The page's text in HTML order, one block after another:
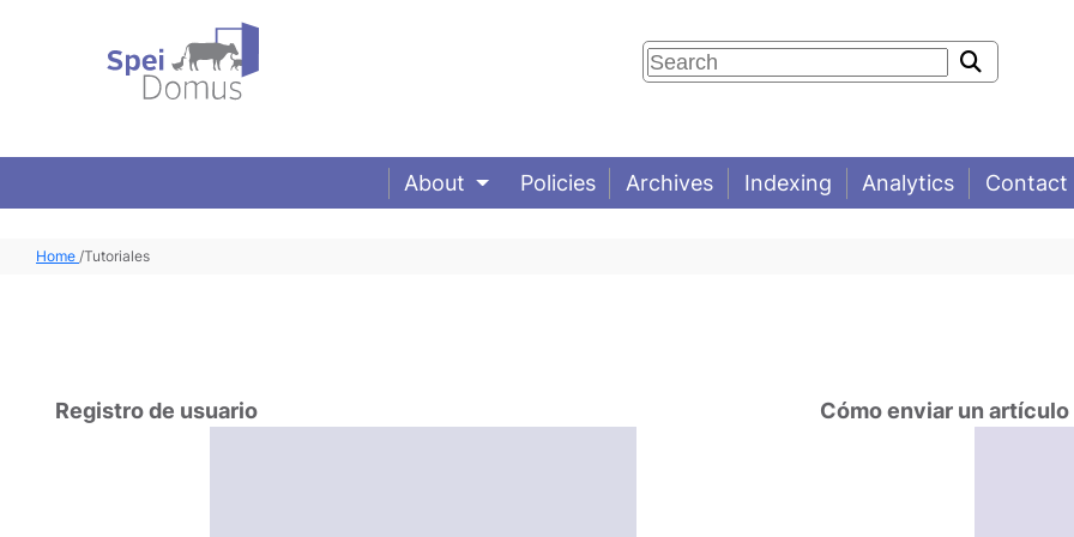
About Policies Archives Indexing Analytics Contact
Home /Tutoriales
Registro de usuario Cómo enviar un artículo